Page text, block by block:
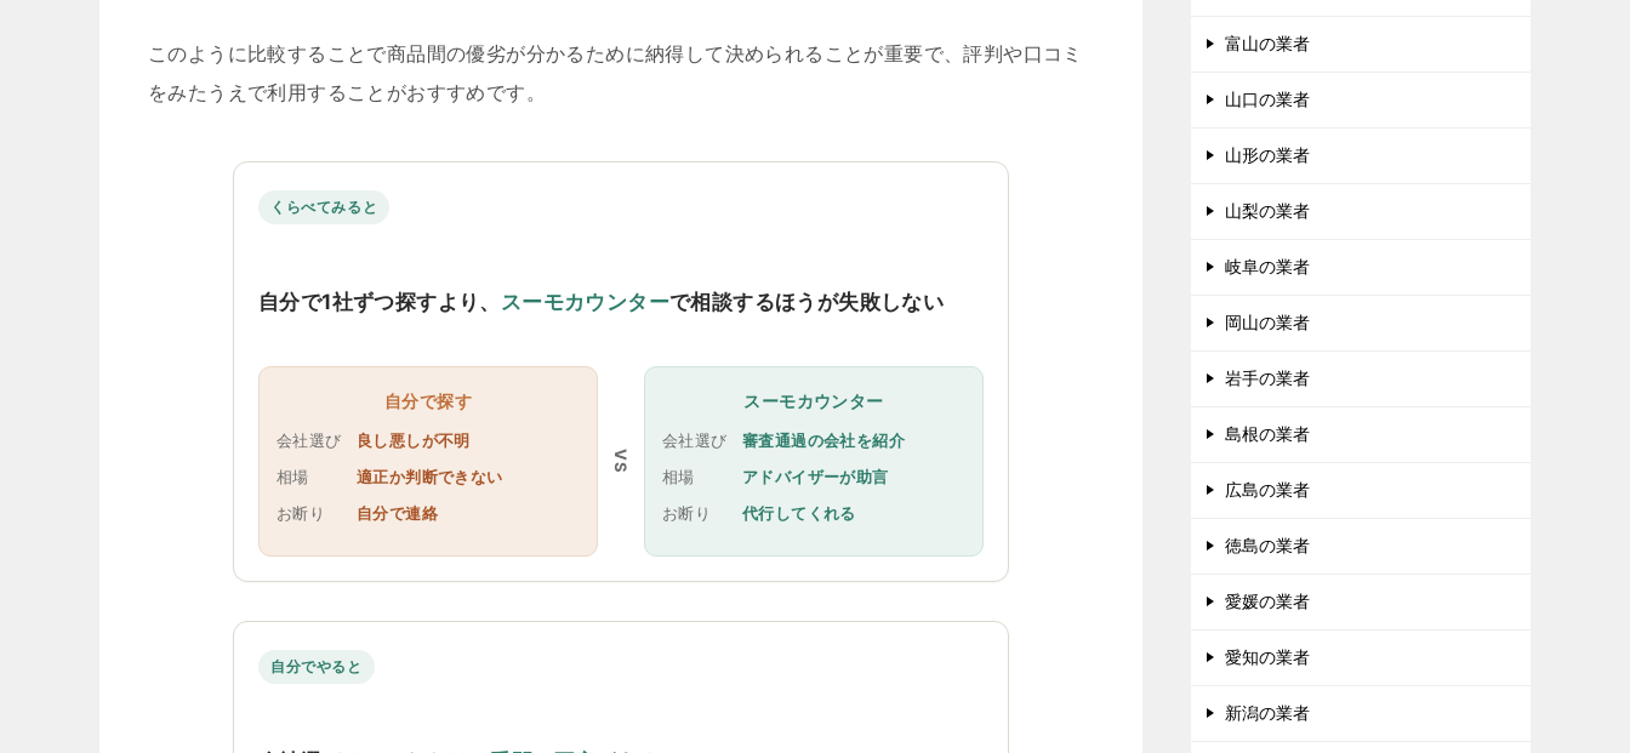
このように比較することで商品間の優劣が分かるために納得して決められることが重要で、評判や口コミ
をみたうえで利用することがおすすめです。
くらべてみると
自分で1社ずつ探すより、 スーモカウンターで相談するほうが失敗しない
自分で探す
会社選び
良し悪しが不明
相場
適正か判断できない
お断り
自分で連絡
VS
スーモカウンター
会社選び
審査通過の会社を紹介
相場
アドバイザーが助言
お断り
代行してくれる
自分でやると
富山の業者
山口の業者
山形の業者
山梨の業者
岐阜の業者
岡山の業者
岩手の業者
島根の業者
広島の業者
徳島の業者
愛媛の業者
愛知の業者
新潟の業者